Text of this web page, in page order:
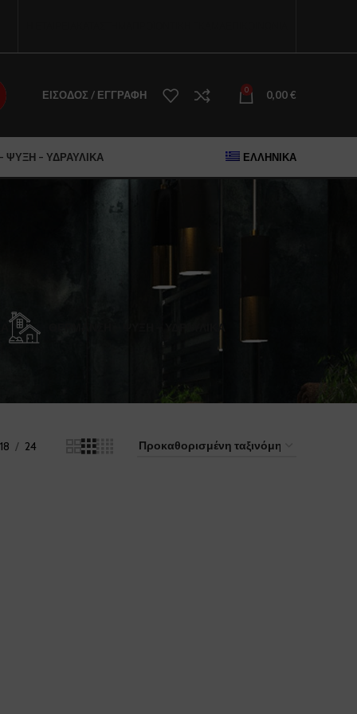
ΕΊΣΟΔΟΣ / ΕΓΓΡΑΦΉ 0 0,00€
ΨΎΞΗ – ΥΔΡΑΥΛΙΚΆ ΕΛΛΗΝΙΚΆ
ΘΈΡΜΑΝΣΗ – ΨΎΞΗ – ΥΔΡΑΥΛΙΚΆ
18 24